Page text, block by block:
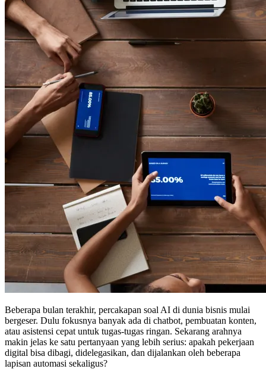
Beberapa bulan terakhir, percakapan soal AI di dunia bisnis mulai
bergeser. Dulu fokusnya banyak ada di chatbot, pembuatan konten,
atau asistensi cepat untuk tugas-tugas ringan. Sekarang arahnya
makin jelas ke satu pertanyaan yang lebih serius: apakah pekerjaan
digital bisa dibagi, didelegasikan, dan dijalankan oleh beberapa
lapisan automasi sekaligus?